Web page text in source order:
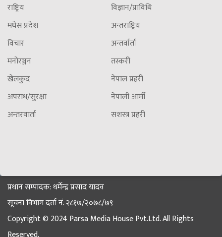
राष्ट्रिय
मधेस प्रदेश
विचार
मनोरञ्जन
खेलकुद
अपराध/सुरक्षा
अन्तरवार्ता
विज्ञान/प्राविधि
अन्तराष्ट्रिय
अन्तर्वार्ता
तस्करी
नेपाल प्रहरी
नेपाली आर्मी
सशस्त्र प्रहरी
प्रधान सम्पादक: धर्मेन्द्र प्रसाद यादव
सूचना विभाग दर्ता नं. २८१७/२०७८/७९
Copyright © 2024 Parsa Media House Pvt.Ltd. All Rights